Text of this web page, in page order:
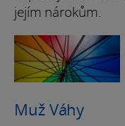
jejím nárokům.
Muž Váhy